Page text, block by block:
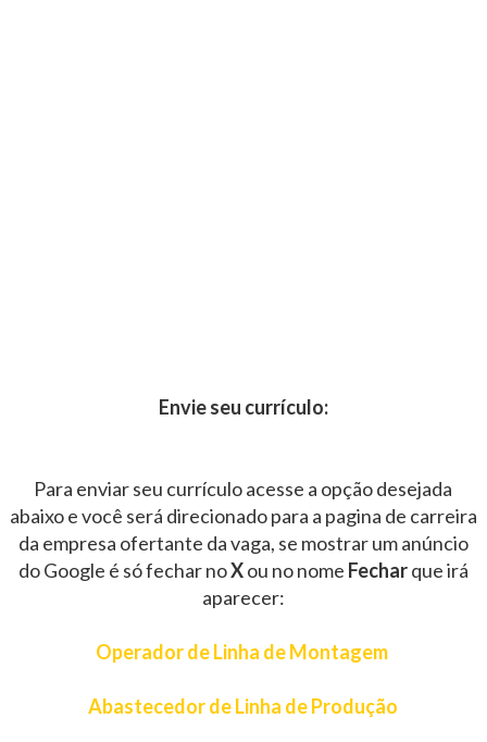
Envie seu currículo:
Para enviar seu currículo acesse a opção desejada
abaixo e você será direcionado para a pagina de carreira
da empresa ofertante da vaga, se mostrar um anúncio
do Google é só fechar noXou no nome Fecharque irá
aparecer:
Operador de Linha de Montagem
Abastecedor de Linha de Produção